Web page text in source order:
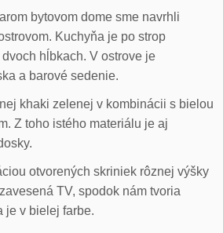
bytovom dome sme navrhli
Kuchyňa je po strop
hĺbkach. V ostrove je
a barové sedenie.
khaki zelenej v kombinácii s bielou
Z toho istého materiálu je aj
otvorených skriniek rôznej výšky
TV, spodok nám tvoria
je v bielej farbe.